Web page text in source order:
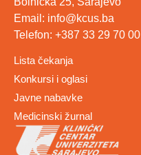
Email: info@kcus.ba
Telefon: +387 33 29 70 00
Lista čekanja
Konkursi i oglasi
Javne nabavke
Medicinski žurnal